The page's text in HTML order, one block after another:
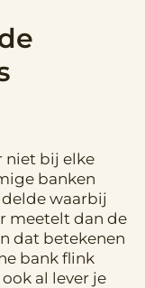
niet bij elke
banken
waarbij
meetelt dan de
dat betekenen
bank flink
al lever je